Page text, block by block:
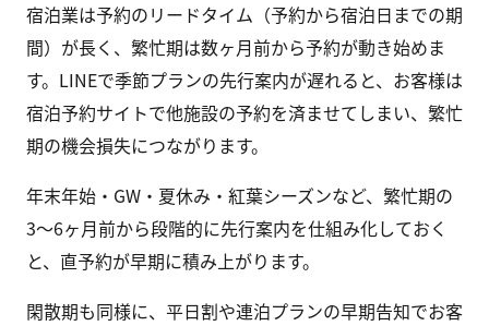
宿泊業は予約のリードタイム（予約から宿泊日までの期
間）が長く、繁忙期は数ヶ月前から予約が動き始めま
す。LINEで季節プランの先行案内が遅れると、お客様は
宿泊予約サイトで他施設の予約を済ませてしまい、繁忙
期の機会損失につながります。
年末年始・GW・夏休み・紅葉シーズンなど、繁忙期の
3〜6ヶ月前から段階的に先行案内を仕組み化しておく
と、直予約が早期に積み上がります。
閑散期も同様に、平日割や連泊プランの早期告知でお客